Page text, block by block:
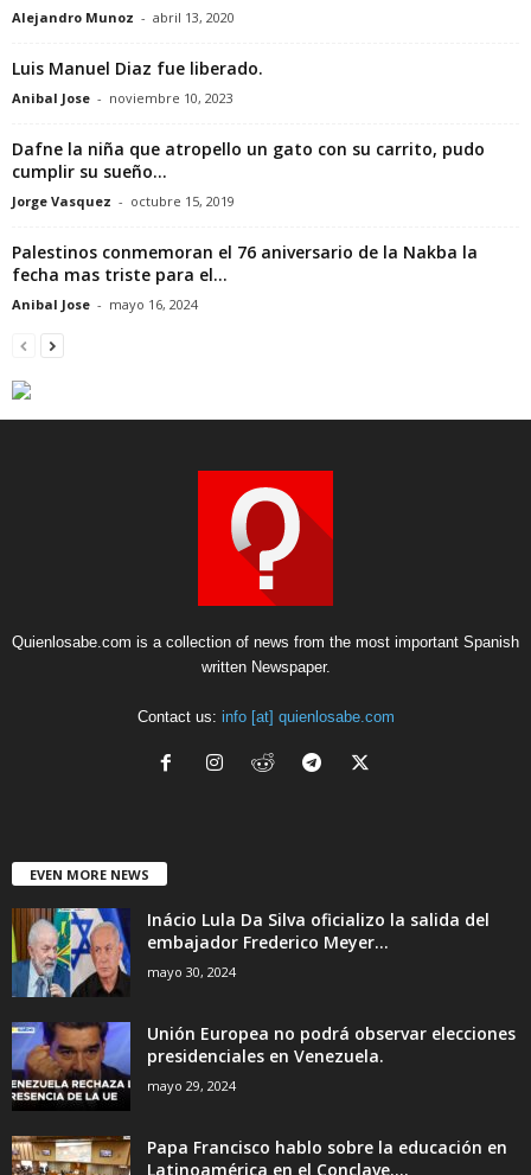
Alejandro Munoz - abril 13, 2020
Luis Manuel Diaz fue liberado.
Anibal Jose - noviembre 10, 2023
Dafne la niña que atropello un gato con su carrito, pudo
cumplir su sueño...
Jorge Vasquez - octubre 15, 2019
Palestinos conmemoran el 76 aniversario de la Nakba la
fecha mas triste para el...
Anibal Jose - mayo 16, 2024
Quienlosabe.com is a collection of news from the most important Spanish
written Newspaper.
Contact us: info [at] quienlosabe.com
EVEN MORE NEWS
Inácio Lula Da Silva oficializo la salida del
embajador Frederico Meyer...
mayo 30, 2024
Unión Europea no podrá observar elecciones
presidenciales en Venezuela.
mayo 29, 2024
Papa Francisco hablo sobre la educación en
Latinoamérica en el Conclave....